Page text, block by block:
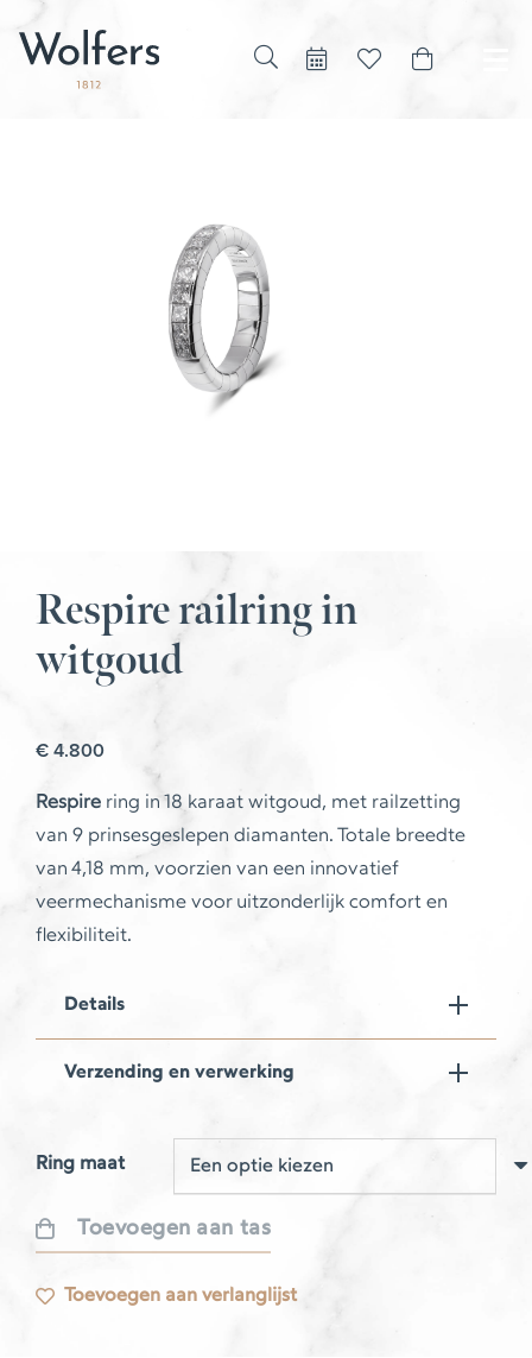
Respire railring in
witgoud
€4.800
Respire ring in 18 karaat witgoud, met railzetting
van 9 prinsesgeslepen diamanten. Totale breedte
van 4,18 mm, voorzien van een innovatief
veermechanisme voor uitzonderlijk comfort en
flexibiliteit.
Details
Verzending en verwerking
Ring maat
Respire
railring
Toevoegen aan tas
Toevoegen aan verlanglijst